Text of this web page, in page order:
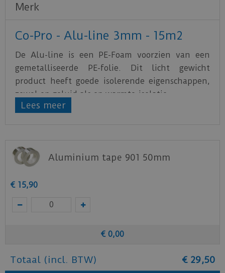
Merk
Co-Pro - Alu-line 3mm - 15m2
De Alu-line is een PE-Foam voorzien van een
gemetalliseerde PE-folie. Dit licht gewicht
product heeft goede isolerende eigenschappen,
zowel op geluid als op warmte-isolatie.
Downloadhier
Lees meer
Aluminium tape 901 50mm
€ 15,90
€ 0,00
Totaal (incl. BTW) € 29,50